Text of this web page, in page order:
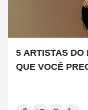
5 ARTISTAS
QUE VOCÊ